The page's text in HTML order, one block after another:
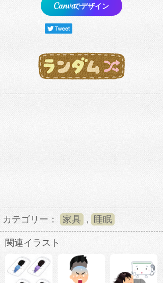
でデザイン
カテゴリー： 家具 , 睡眠
関連イラスト